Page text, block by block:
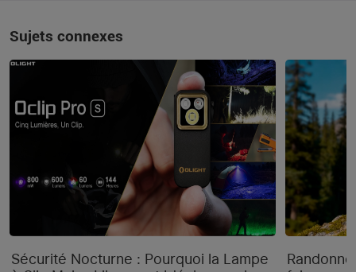
Sujets connexes
Sécurité Nocturne : Pourquoi la Lampe